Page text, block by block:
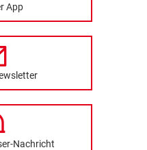
App
Nachricht